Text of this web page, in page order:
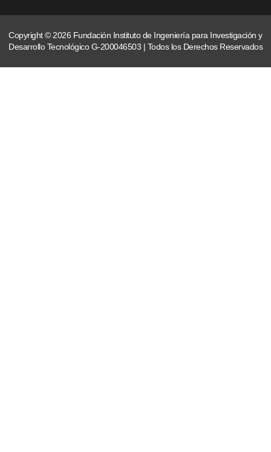
Copyright © 2026 Fundación Instituto de Ingeniería para Investigación y
Desarrollo Tecnológico G-200046503 | Todos los Derechos Reservados